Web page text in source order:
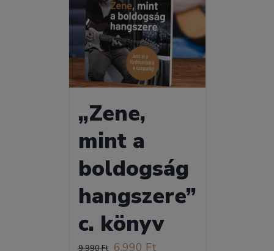
„Zene,
mint a
boldogság
hangszere”
c. könyv
9.990Ft Original
6.990 FtCurrent